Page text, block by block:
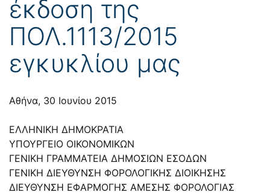
έκδοση της
ΠΟΛ.1113/2015
εγκυκλίου μας
Αθήνα, 30 Ιουνίου 2015
ΕΛΛΗΝΙΚΗ ΔΗΜΟΚΡΑΤΙΑ
ΥΠΟΥΡΓΕΙΟ ΟΙΚΟΝΟΜΙΚΩΝ
ΓΕΝΙΚΗ ΓΡΑΜΜΑΤΕΙΑ ΔΗΜΟΣΙΩΝ ΕΣΟΔΩΝ
ΓΕΝΙΚΗ ΔΙΕΥΘΥΝΣΗ ΦΟΡΟΛΟΓΙΚΗΣ ΔΙΟΙΚΗΣΗΣ
ΔΙΕΥΘΥΝΣΗ ΕΦΑΡΜΟΓΗΣ ΑΜΕΣΗΣ ΦΟΡΟΛΟΓΙΑΣ